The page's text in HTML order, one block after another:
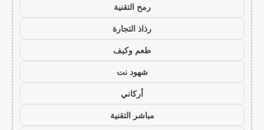
رمح التقنية
رذاذ التجارة
طعم وكيف
شهود نت
أركاني
مباشر التقنية